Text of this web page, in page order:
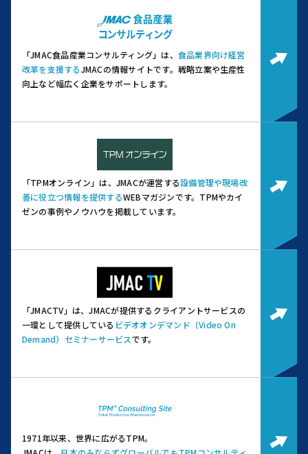
「JMAC食品産業コンサルティング」は、 食品業界向け経営
改革を支援するJMACの情報サイトです。 戦略立案や生産性
向上など幅広く企業をサポートします。
「TPMオンライン」は、JMACが運営する設備管理や現場改
善に役立つ情報を提供するWEBマガジンです。 TPMやカイ
ゼンの事例やノウハウを掲載しています。
「JMACTV」は、JMACが提供するクライアントサービスの
一環として提供している ビデオオンデマンド（Video On
Demand）セミナーサービスです。
1971年以来、世界に広がるTPM。